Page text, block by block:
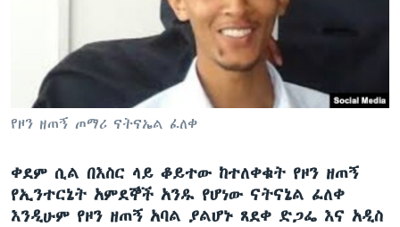
ቋንቋዎች
የዞን ዘጠኝ ጦማሪ ናትናኤል ፈለቀ
ቀደም ሲል በእስር ላይ ቆይተው ከተለቀቁት የዞን ዘጠኝ
የኢንተርኔት አምደኞች አንዱ የሆነው ናትናኔል ፈለቀ
እንዲሁም የዞን ዘጠኝ አባል ያልሆኑ ጸደቀ ድጋፌ እና አዲስ